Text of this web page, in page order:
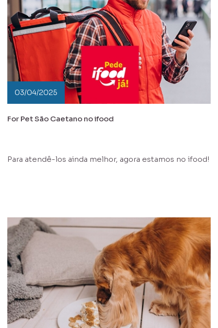
03/04/2025
For Pet São Caetano no ifood
Para atendê-los ainda melhor, agora estamos no ifood!